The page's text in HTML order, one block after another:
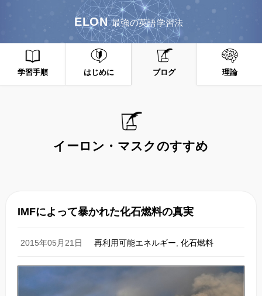
ELON 最強の英語学習法
学習手順 はじめに ブログ 理論
イーロン・マスクのすすめ
IMFによって暴かれた化石燃料の真実
2015年05月21日 再利用可能エネルギー 化石燃料